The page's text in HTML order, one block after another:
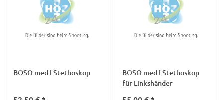
BOSO med I Stethoskop
BOSO med I Stethoskop
für Linkshänder